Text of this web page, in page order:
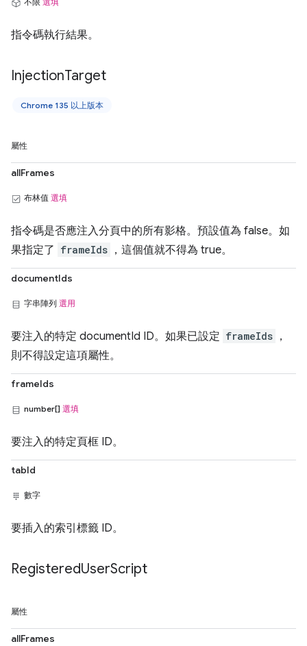
指令碼執行結果。
InjectionTarget
Chrome 135 以上版本
屬性
allFrames
布林值 選填
指令碼是否應注入分頁中的所有影格。預設值為 false。如
果指定了 frameIds ，這個值就不得為 true。
documentIds
字串陣列 選用
要注入的特定 documentId ID。如果已設定 frameIds ，
則不得設定這項屬性。
frameIds
number[] 選填
要注入的特定頁框 ID。
tabId
數字
要插入的索引標籤 ID。
RegisteredUserScript
屬性
allFrames